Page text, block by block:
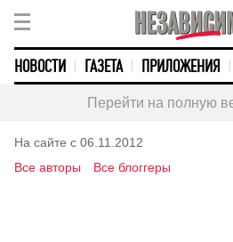
НОВОСТИ ГАЗЕТА ПРИЛОЖЕНИЯ
Перейти на полную
На сайте с 06.11.2012
Все авторы
Все блоггеры